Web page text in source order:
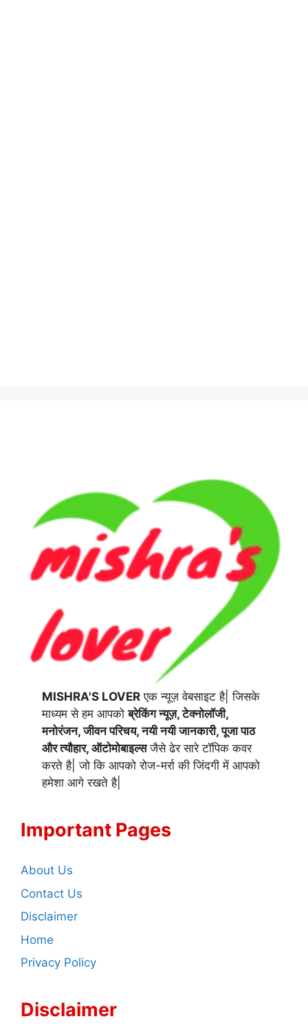
MISHRA'S LOVER एक न्यूज़ वेबसाइट है| जिसके
माध्यम से हम आपकोब्रेकिंग न्यूज़, टेक्नोलॉजी,
मनोरंजन, जीवन परिचय, नयी नयी जानकारी, पूजा पाठ
और त्यौहार, ऑटोमोबाइल्सजैसे ढेर सारे टॉपिक कवर
करते है| जो कि आपको रोज-मर्रा की जिंदगी में आपको
हमेशा आगे रखते है|
Important Pages
About Us
Contact Us
Disclaimer
Home
Privacy Policy
Disclaimer